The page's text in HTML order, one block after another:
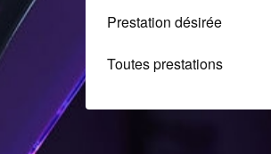
Prestation désirée